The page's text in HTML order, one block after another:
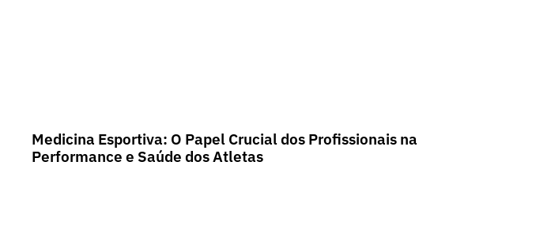
Medicina Esportiva: O Papel Crucial dos Profissionais na
Performance e Saúde dos Atletas